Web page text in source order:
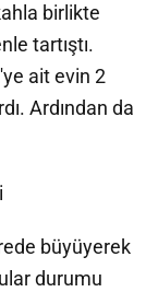
birlikte
tartıştı.
ait evin 2
Ardından da
büyüyerek
durumu